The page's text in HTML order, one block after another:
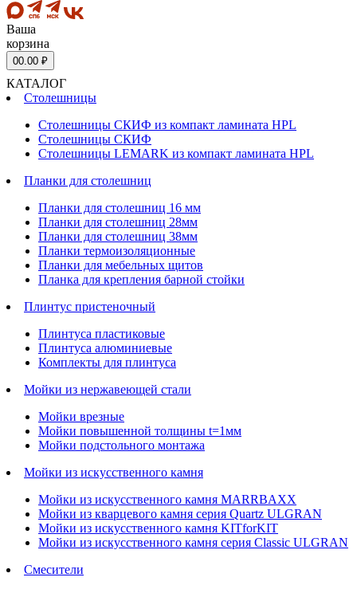
Ваша
корзина
00.00 ₽
КАТАЛОГ
Столешницы
Столешницы СКИФ из компакт ламината HPL
Столешницы СКИФ
Столешницы LEMARK из компакт ламината HPL
Планки для столешниц
Планки для столешниц 16 мм
Планки для столешниц 28мм
Планки для столешниц 38мм
Планки термоизоляционные
Планки для мебельных щитов
Планка для крепления барной стойки
Плинтус пристеночный
Плинтуса пластиковые
Плинтуса алюминиевые
Комплекты для плинтуса
Мойки из нержавеющей стали
Мойки врезные
Мойки повышенной толщины t=1мм
Мойки подстольного монтажа
Мойки из искусственного камня
Мойки из искусственного камня MARRBAXX
Мойки из кварцевого камня серия Quartz ULGRAN
Мойки из искусственного камня KITforKIT
Мойки из искусственного камня серия Classic ULGRAN
Смесители